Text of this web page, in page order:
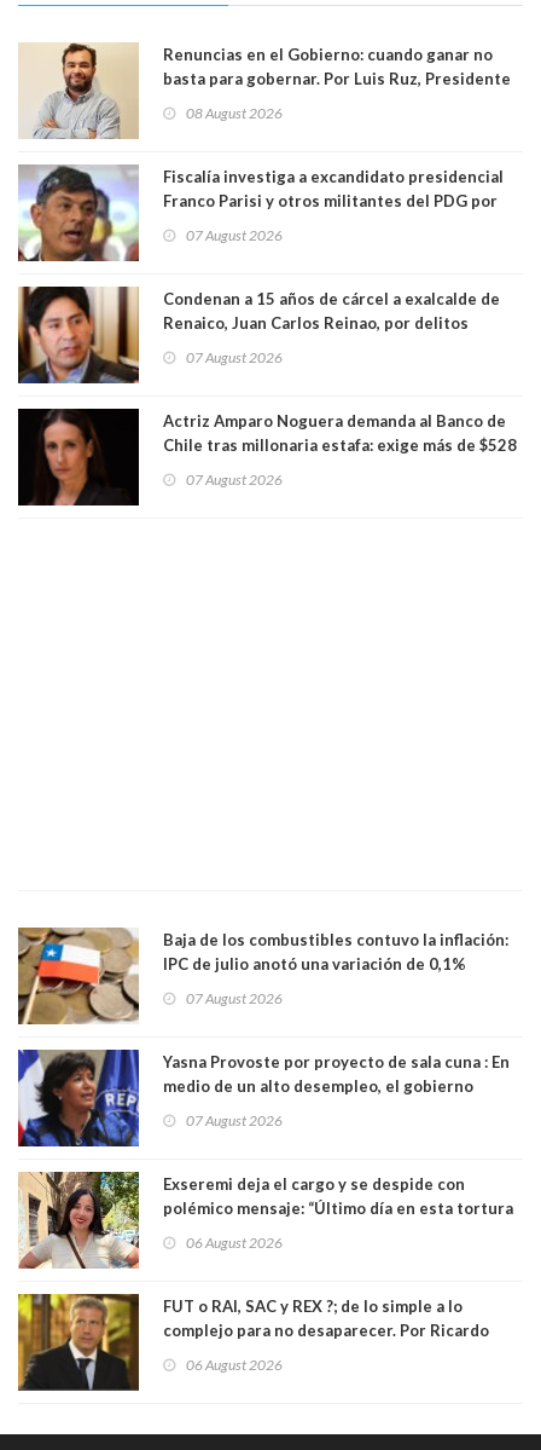
Renuncias en el Gobierno: cuando ganar no
basta para gobernar. Por Luis Ruz, Presidente
08 August 2026
Fiscalía investiga a excandidato presidencial
Franco Parisi y otros militantes del PDG por
07 August 2026
Condenan a 15 años de cárcel a exalcalde de
Renaico, Juan Carlos Reinao, por delitos
07 August 2026
Actriz Amparo Noguera demanda al Banco de
Chile tras millonaria estafa: exige más de $528
07 August 2026
Baja de los combustibles contuvo la inflación:
IPC de julio anotó una variación de 0,1%
07 August 2026
Yasna Provoste por proyecto de sala cuna : En
medio de un alto desempleo, el gobierno
07 August 2026
Exseremi deja el cargo y se despide con
polémico mensaje: “Último día en esta tortura
06 August 2026
FUT o RAI, SAC y REX ?; de lo simple a lo
complejo para no desaparecer. Por Ricardo
06 August 2026